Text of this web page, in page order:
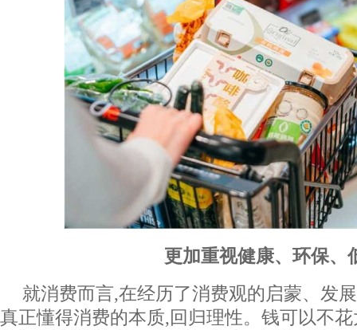
更加重视健康、环保、
就消费而言,在经历了消费观的启蒙、发
真正懂得消费的本质,回归理性。钱可以不